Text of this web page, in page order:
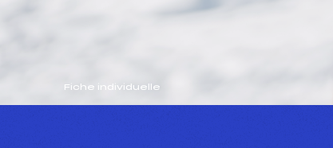
Fiche individuelle